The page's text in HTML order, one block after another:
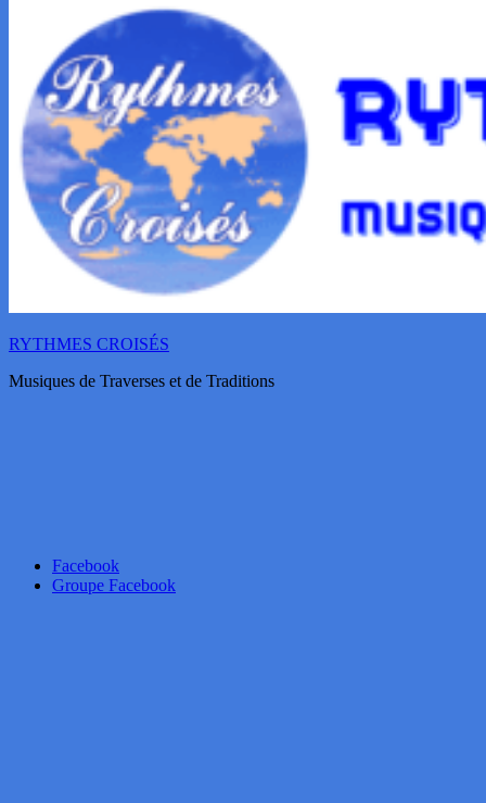
RYTHMES CROISÉS
Musiques de Traverses et de Traditions
Facebook
Groupe Facebook